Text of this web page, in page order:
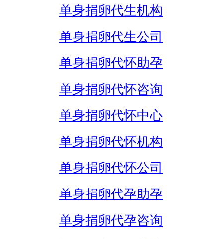
单身捐卵代生机构
单身捐卵代生公司
单身捐卵代怀助孕
单身捐卵代怀咨询
单身捐卵代怀中心
单身捐卵代怀机构
单身捐卵代怀公司
单身捐卵代孕助孕
单身捐卵代孕咨询